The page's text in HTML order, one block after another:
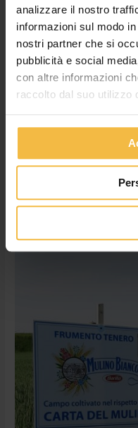
analizzare il nostro
informazioni sul modo
nostri partner che si
pubblicità e social
con altre informazioni
raccolto dal suo utilizzo
Orlando Visciano e Carlo
Agrario di
Leggi tutto »
un
per